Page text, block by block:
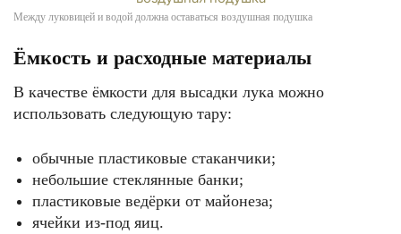
Между луковицей и водой должна оставаться воздушная подушка
Ёмкость и расходные материалы
В качестве ёмкости для высадки лука можно
использовать следующую тару:
обычные пластиковые стаканчики;
небольшие стеклянные банки;
пластиковые ведёрки от майонеза;
ячейки из-под яиц.